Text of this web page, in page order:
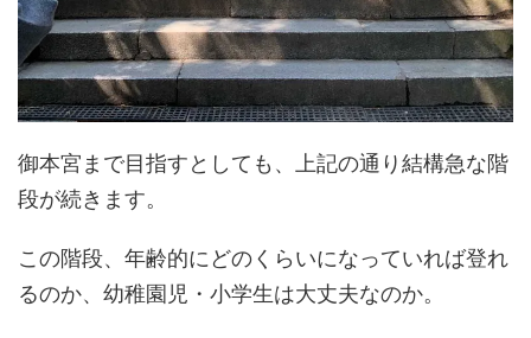
御本宮まで目指すとしても、上記の通り結構急な階
段が続きます。
この階段、年齢的にどのくらいになっていれば登れ
るのか、幼稚園児・小学生は大丈夫なのか。